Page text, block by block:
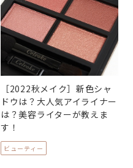
［2022秋メイク］新色シャ
ドウは？大人気アイライナー
は？美容ライターが教えま
す！
ビューティー